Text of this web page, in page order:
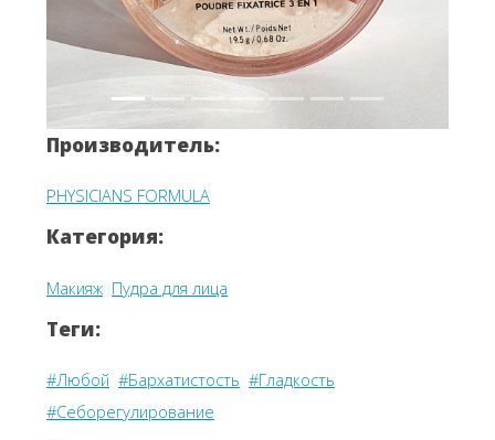
Производитель:
PHYSICIANS FORMULA
Категория:
Макияж Пудра для лица
Теги:
#Любой #Бархатистость #Гладкость
#Себорегулирование